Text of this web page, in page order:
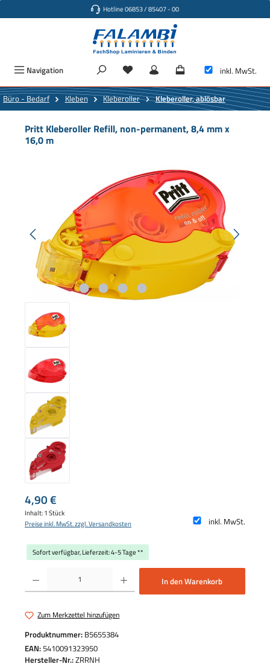
Hotline 06853 / 85407 - 00
Navigation inkl. MwSt.
Büro - Bedarf Kleben Kleberoller Kleberoller, ablösbar
Pritt Kleberoller Refill, non-permanent, 8,4 mm x
16,0 m
Regulärer Preis:
4,90 €
Inhalt:1 Stück
inkl. MwSt.
Preise inkl. MwSt. zzgl. Versandkosten
Sofort verfügbar, Lieferzeit: 4-5 Tage **
Produkt Anzahl: Gib den gewünschten Wert ein oder benutze die Schaltflächen um
In den Warenkorb
Zum Merkzettel hinzufügen
Produktnummer: B5655384
EAN:5410091323950
Hersteller-Nr.:ZRRNH